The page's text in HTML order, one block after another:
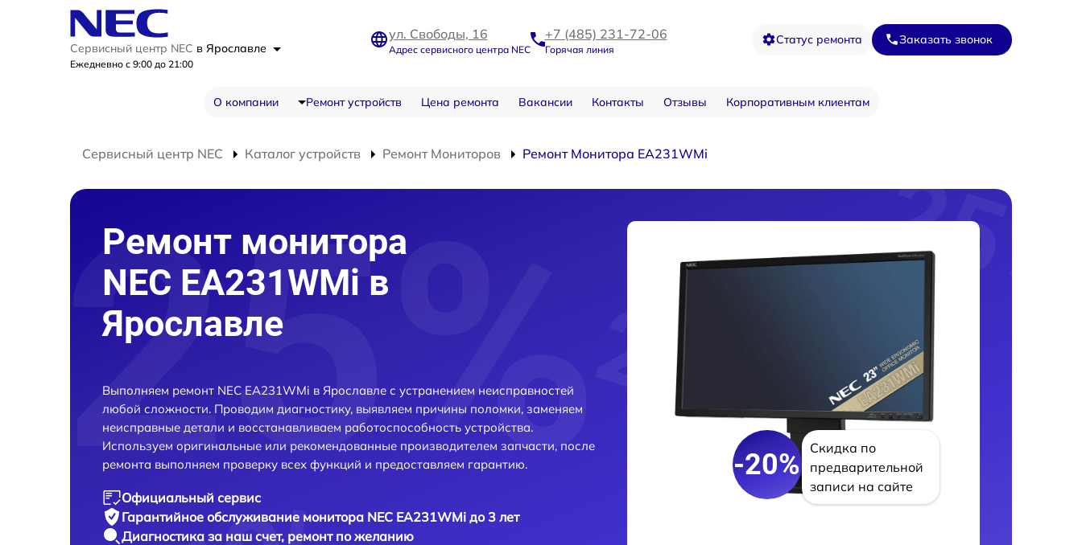
Сервисный центр NEC в Ярославле
Ежедневно с 9:00 до 21:00
ул. Свободы, 16
Адрес сервисного центра NEC
+7 (485) 231-72-06
Горячая линия
Статус ремонта Заказать звонок
О компании Ремонт устройств Цена ремонта Вакансии Контакты Отзывы Корпоративным клиентам
Сервисный центр NEC Каталог устройств Ремонт Мониторов Ремонт Монитора EA231WMi
Ремонт монитора
NEC EA231WMi в
Ярославле
Выполняем ремонт NEC EA231WMi в Ярославле с устранением неисправностей
любой сложности. Проводим диагностику, выявляем причины поломки, заменяем
неисправные детали и восстанавливаем работоспособность устройства.
Используем оригинальные или рекомендованные производителем запчасти, после
ремонта выполняем проверку всех функций и предоставляем гарантию.
Официальный сервис
Гарантийное обслуживание монитора NEC EA231WMi до 3 лет
Диагностика за наш счет, ремонт по желанию
-20%
Скидка по
предварительной
записи на сайте